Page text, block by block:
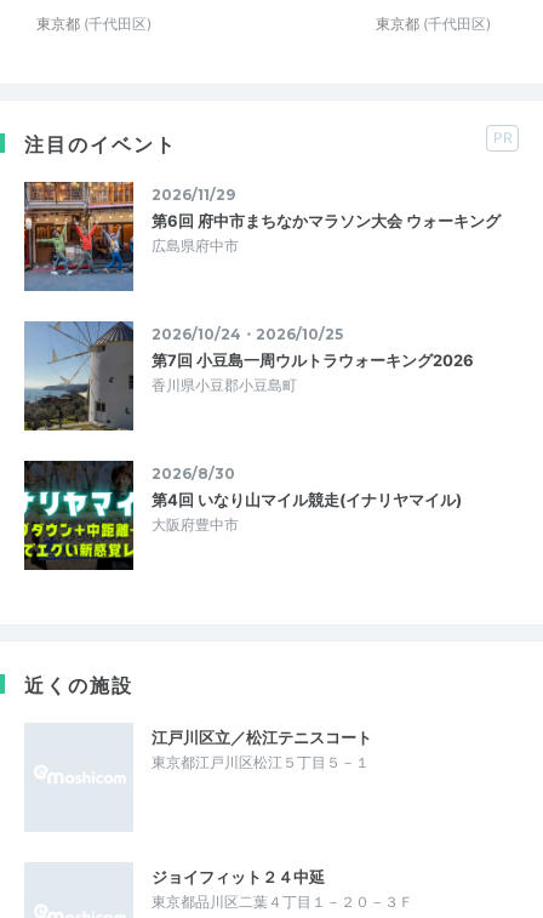
東京都 (千代田区)
東京都 (千代田区)
注目のイベント PR
2026/11/29
第6回 府中市まちなかマラソン大会 ウォーキング
広島県府中市
2026/10/24・2026/10/25
第7回 小豆島一周ウルトラウォーキング2026
香川県小豆郡小豆島町
2026/8/30
第4回 いなり山マイル競走(イナリヤマイル)
大阪府豊中市
近くの施設
江戸川区立／松江テニスコート
東京都江戸川区松江５丁目５－１
ジョイフィット２４中延
東京都品川区二葉４丁目１－２０－３Ｆ